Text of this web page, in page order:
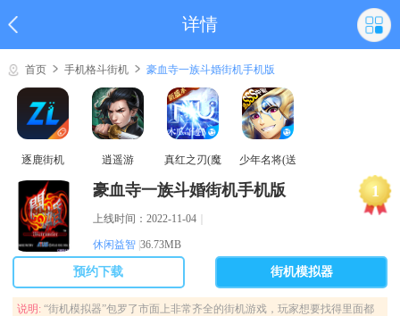
详情
首页 手机格斗街机 豪血寺一族斗婚街机手机版
逐鹿街机 逍遥游
真红之刃(魔
少年名将(送
1
豪血寺一族斗婚街机手机版
上线时间：2022-11-04｜
休闲益智 36.73MB
预约下载 街机模拟器
说明: “街机模拟器”包罗了市面上非常齐全的街机游戏，玩家想要找得里面都